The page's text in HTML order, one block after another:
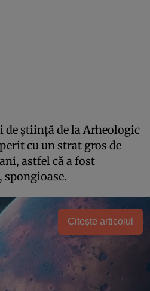
ştiinţă de la Arheologic
cu un strat gros de
astfel că a fost
Citește articolul